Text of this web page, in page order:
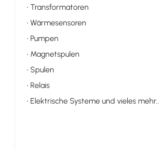
• Transformatoren
• Wärmesensoren
• Pumpen
• Magnetspulen
• Spulen
• Relais
• Elektrische Systeme und vieles mehr..